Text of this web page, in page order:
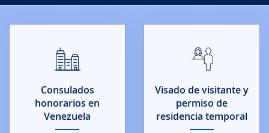
Consulados
honorarios en
Venezuela
Visado de visitante y
permiso de
residencia temporal